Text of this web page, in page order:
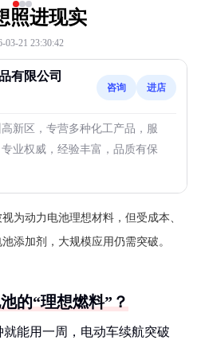
照进现实
03-21 23:30:42
有限公司
咨询 进店
新区，专营多种化工产品，服
业权威，经验丰富，品质有保
为动力电池理想材料，但受成本、
添加剂，大规模应用仍需突破。
的“理想燃料”？
能用一周，电动车续航突破